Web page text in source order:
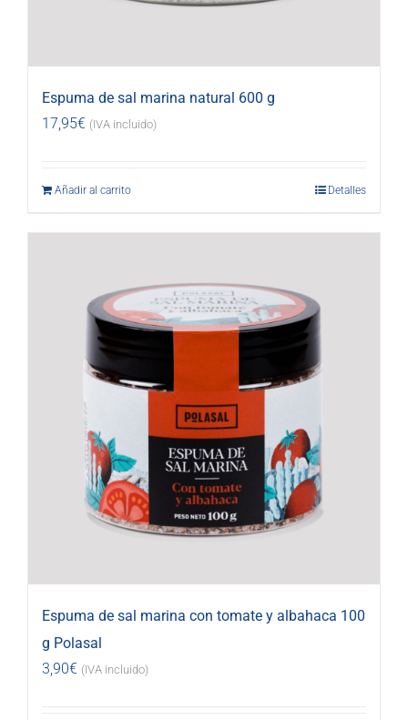
Espuma de sal marina natural 600 g
17,95€ (IVA incluido)
Añadir al carrito Detalles
Espuma de sal marina con tomate y albahaca 100
g Polasal
3,90€ (IVA incluido)